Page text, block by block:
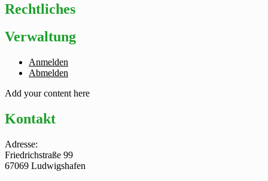
Rechtliches
Verwaltung
Anmelden
Abmelden
Add your content here
Kontakt
Adresse:
Friedrichstraße 99
67069 Ludwigshafen